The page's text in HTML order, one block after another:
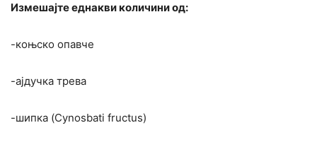
Измешајте еднакви количини од:
-коњско опавче
-ајдучка трева
-шипка (Cynosbati fructus)